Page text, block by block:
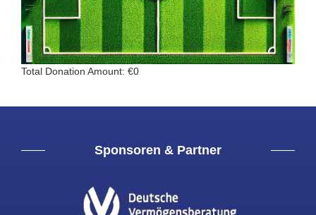
Total Donation Amount: €0
Sponsoren & Partner